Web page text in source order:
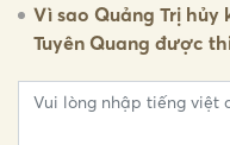
Vì sao Quảng Trị hủy
Tuyên Quang được